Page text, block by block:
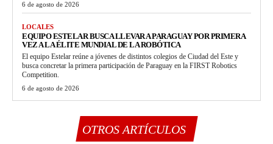
6 de agosto de 2026
LOCALES
EQUIPO ESTELAR BUSCA LLEVAR A PARAGUAY POR PRIMERA
VEZ A LA ÉLITE MUNDIAL DE LA ROBÓTICA
El equipo Estelar reúne a jóvenes de distintos colegios de Ciudad del Este y
busca concretar la primera participación de Paraguay en la FIRST Robotics
Competition.
6 de agosto de 2026
OTROS ARTÍCULOS